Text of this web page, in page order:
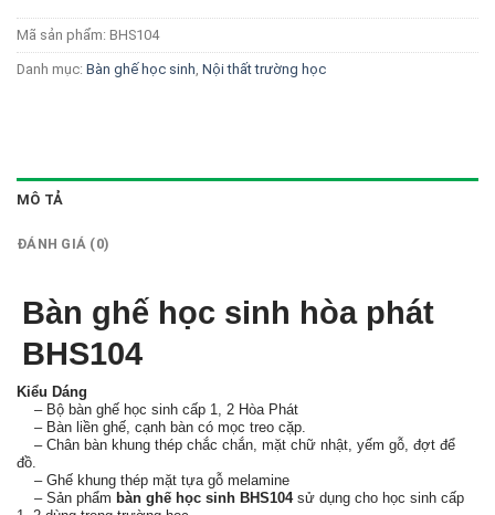
Mã sản phẩm: BHS104
Danh mục: Bàn ghế học sinh Nội thất trường học
MÔ TẢ
ĐÁNH GIÁ (0)
Bàn ghế học sinh hòa phát
BHS104
Kiểu Dáng
– Bộ bàn ghế học sinh cấp 1, 2 Hòa Phát
– Bàn liền ghế, cạnh bàn có mọc treo cặp.
– Chân bàn khung thép chắc chắn, mặt chữ nhật, yếm gỗ, đợt để
đồ.
– Ghế khung thép mặt tựa gỗ melamine
– Sản phẩm bàn ghế học sinh BHS104sử dụng cho học sinh cấp